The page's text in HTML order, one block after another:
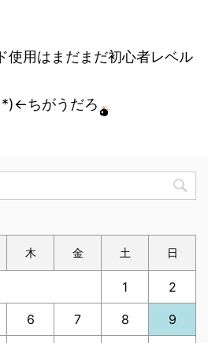
使用はまだまだ初心者レベル
ちがうだろ
木 金 土 日
1 2
6 7 8 9